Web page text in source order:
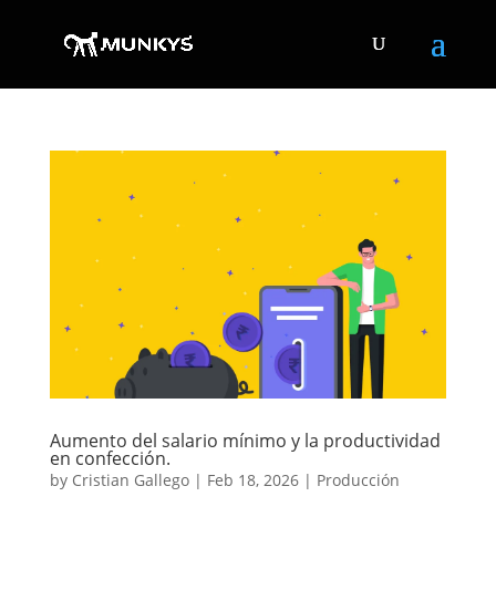
Aumento del salario mínimo y la productividad
en confección.
by Cristian Gallego| Feb 18, 2026| Producción